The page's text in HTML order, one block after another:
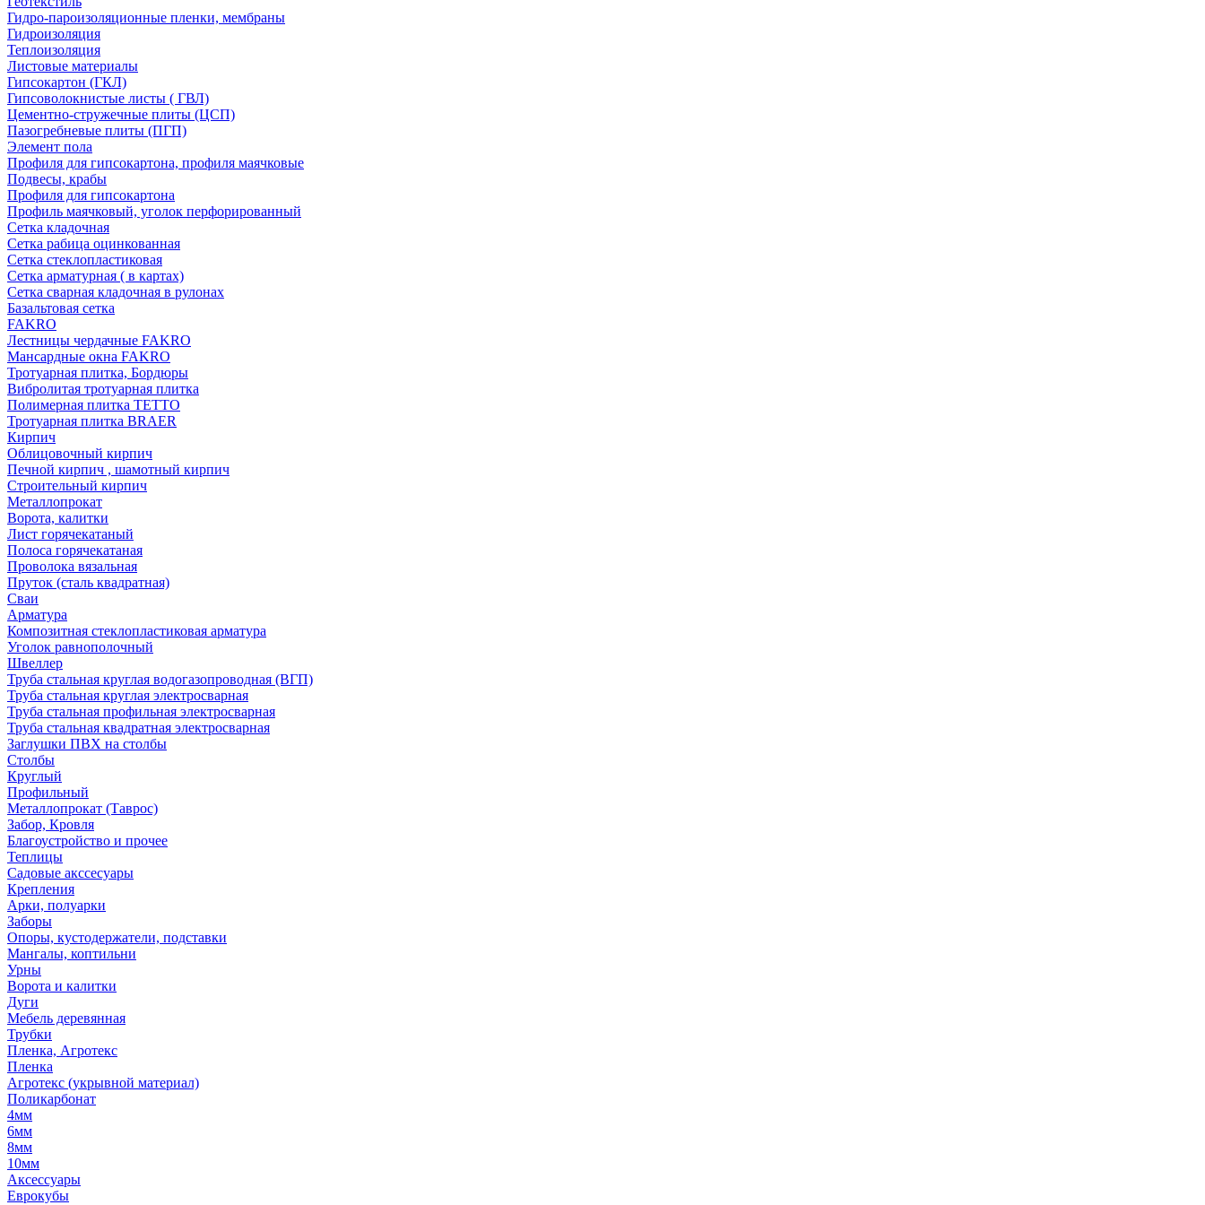
Гидро-пароизоляционные пленки, мембраны
Гидроизоляция
Теплоизоляция
Листовые материалы
Гипсокартон (ГКЛ)
Гипсоволокнистые листы ( ГВЛ)
Цементно-стружечные плиты (ЦСП)
Пазогребневые плиты (ПГП)
Элемент пола
Профиля для гипсокартона, профиля маячковые
Подвесы, крабы
Профиля для гипсокартона
Профиль маячковый, уголок перфорированный
Сетка кладочная
Сетка рабица оцинкованная
Сетка стеклопластиковая
Сетка арматурная ( в картах)
Сетка сварная кладочная в рулонах
Базальтовая сетка
FAKRO
Лестницы чердачные FAKRO
Мансардные окна FAKRO
Тротуарная плитка, Бордюры
Вибролитая тротуарная плитка
Полимерная плитка TETTO
Тротуарная плитка BRAER
Кирпич
Облицовочный кирпич
Печной кирпич , шамотный кирпич
Строительный кирпич
Металлопрокат
Ворота, калитки
Лист горячекатаный
Полоса горячекатаная
Проволока вязальная
Пруток (сталь квадратная)
Сваи
Арматура
Композитная стеклопластиковая арматура
Уголок равнополочный
Швеллер
Труба стальная круглая водогазопроводная (ВГП)
Труба стальная круглая электросварная
Труба стальная профильная электросварная
Труба стальная квадратная электросварная
Заглушки ПВХ на столбы
Столбы
Круглый
Профильный
Металлопрокат (Таврос)
Забор, Кровля
Благоустройство и прочее
Теплицы
Садовые акссесуары
Крепления
Арки, полуарки
Заборы
Опоры, кустодержатели, подставки
Мангалы, коптильни
Урны
Ворота и калитки
Дуги
Мебель деревянная
Трубки
Пленка, Агротекс
Пленка
Агротекс (укрывной материал)
Поликарбонат
4мм
6мм
8мм
10мм
Аксессуары
Еврокубы